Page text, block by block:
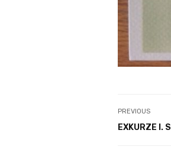
PREVIOUS
EXKURZE I.